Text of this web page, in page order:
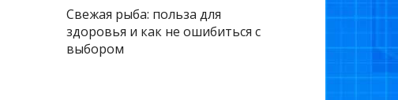
Свежая рыба: польза для
здоровья и как не ошибиться с
выбором